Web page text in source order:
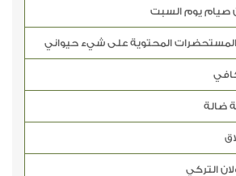
صيام يوم السبت
المحتوية على شيء حيواني
ضالة
التركي